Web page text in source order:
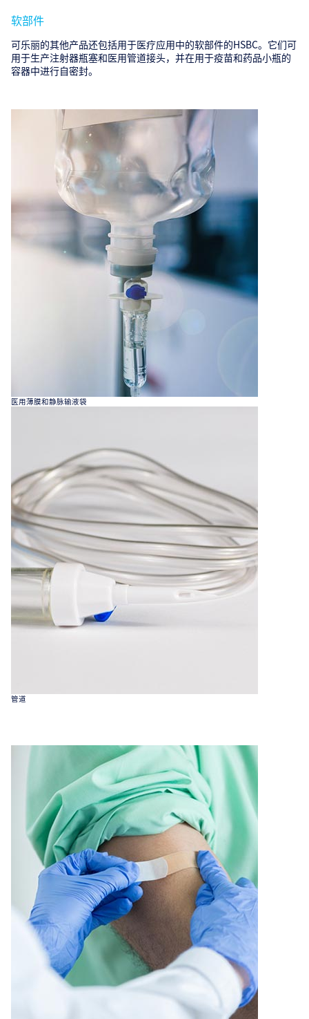
软部件
可乐丽的其他产品还包括用于医疗应用中的软部件的HSBC。它们可
用于生产注射器瓶塞和医用管道接头，并在用于疫苗和药品小瓶的
容器中进行自密封。
医用薄膜和静脉输液袋
管道